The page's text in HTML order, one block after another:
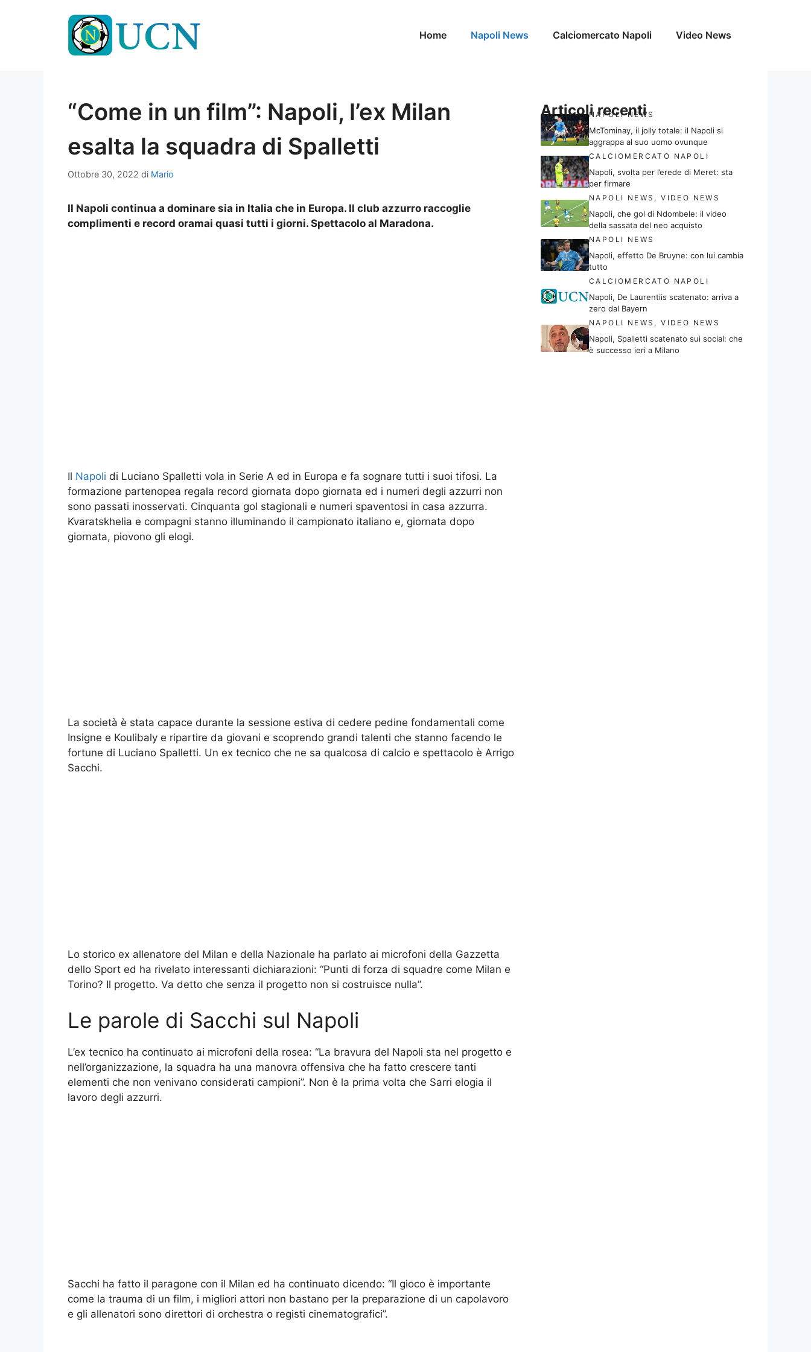
Home Napoli News Calciomercato Napoli Video News
“Come in un film”: Napoli, l’ex Milan
esalta la squadra di Spalletti
Ottobre 30, 2022 di Mario
Il Napoli continua a dominare sia in Italia che in Europa. Il club azzurro raccoglie
complimenti e record oramai quasi tutti i giorni. Spettacolo al Maradona.
Il Napoli di Luciano Spalletti vola in Serie A ed in Europa e fa sognare tutti i suoi tifosi. La
formazione partenopea regala record giornata dopo giornata ed i numeri degli azzurri non
sono passati inosservati. Cinquanta gol stagionali e numeri spaventosi in casa azzurra.
Kvaratskhelia e compagni stanno illuminando il campionato italiano e, giornata dopo
giornata, piovono gli elogi.
La società è stata capace durante la sessione estiva di cedere pedine fondamentali come
Insigne e Koulibaly e ripartire da giovani e scoprendo grandi talenti che stanno facendo le
fortune di Luciano Spalletti. Un ex tecnico che ne sa qualcosa di calcio e spettacolo è Arrigo
Sacchi.
Lo storico ex allenatore del Milan e della Nazionale ha parlato ai microfoni della Gazzetta
dello Sport ed ha rivelato interessanti dichiarazioni: “Punti di forza di squadre come Milan e
Torino? Il progetto. Va detto che senza il progetto non si costruisce nulla”.
Le parole di Sacchi sul Napoli
L’ex tecnico ha continuato ai microfoni della rosea: “La bravura del Napoli sta nel progetto e
nell’organizzazione, la squadra ha una manovra offensiva che ha fatto crescere tanti
elementi che non venivano considerati campioni”. Non è la prima volta che Sarri elogia il
lavoro degli azzurri.
Sacchi ha fatto il paragone con il Milan ed ha continuato dicendo: “Il gioco è importante
come la trauma di un film, i migliori attori non bastano per la preparazione di un capolavoro
e gli allenatori sono direttori di orchestra o registi cinematografici”.
Articoli recenti
NAPOLI NEWS
McTominay, il jolly totale: il Napoli si
aggrappa al suo uomo ovunque
CALCIOMERCATO NAPOLI
Napoli, svolta per l’erede di Meret: sta
per firmare
NAPOLI NEWS ,VIDEO NEWS
Napoli, che gol di Ndombele: il video
della sassata del neo acquisto
NAPOLI NEWS
Napoli, effetto De Bruyne: con lui cambia
tutto
CALCIOMERCATO NAPOLI
Napoli, De Laurentiis scatenato: arriva a
zero dal Bayern
NAPOLI NEWS ,VIDEO NEWS
Napoli, Spalletti scatenato sui social: che
è successo ieri a Milano